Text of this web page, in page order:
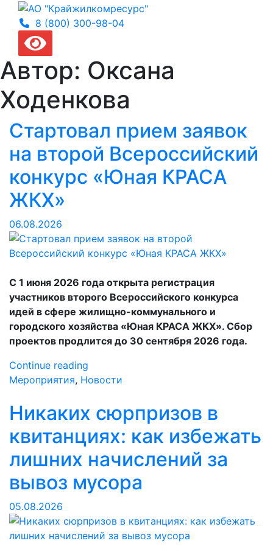
8 (800) 300-98-04
Автор: Оксана
Ходенкова
Стартовал прием заявок
на второй Всероссийский
конкурс «Юная КРАСА
ЖКХ»
06.08.2026
С 1 июня 2026 года открыта регистрация
участников второго Всероссийского конкурса
идей в сфере жилищно-коммунального и
городского хозяйства «Юная КРАСА ЖКХ». Сбор
проектов продлится до 30 сентября 2026 года.
Continue reading
прием
на
второй
Всероссийский
«Юная
КРАСА
ЖКХ»»
Мероприятия, Новости
Никаких сюрпризов в
квитанциях: как избежать
лишних начислений за
вывоз мусора
05.08.2026